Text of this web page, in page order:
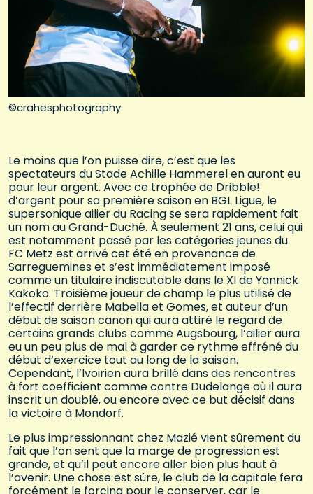
©crahesphotography
Le moins que l’on puisse dire, c’est que les
spectateurs du Stade Achille Hammerel en auront eu
pour leur argent. Avec ce trophée de Dribble!
d’argent pour sa première saison en BGL Ligue, le
supersonique ailier du Racing se sera rapidement fait
un nom au Grand-Duché. À seulement 21 ans, celui qui
est notamment passé par les catégories jeunes du
FC Metz est arrivé cet été en provenance de
Sarreguemines et s’est immédiatement imposé
comme un titulaire indiscutable dans le XI de Yannick
Kakoko. Troisième joueur de champ le plus utilisé de
l’effectif derrière Mabella et Gomes, et auteur d’un
début de saison canon qui aura attiré le regard de
certains grands clubs comme Augsbourg, l’ailier aura
eu un peu plus de mal à garder ce rythme effréné du
début d’exercice tout au long de la saison.
Cependant, l’Ivoirien aura brillé dans des rencontres
à fort coefficient comme contre Dudelange où il aura
inscrit un doublé, ou encore avec ce but décisif dans
la victoire à Mondorf.
Le plus impressionnant chez Mazié vient sûrement du
fait que l’on sent que la marge de progression est
grande, et qu’il peut encore aller bien plus haut à
l’avenir. Une chose est sûre, le club de la capitale fera